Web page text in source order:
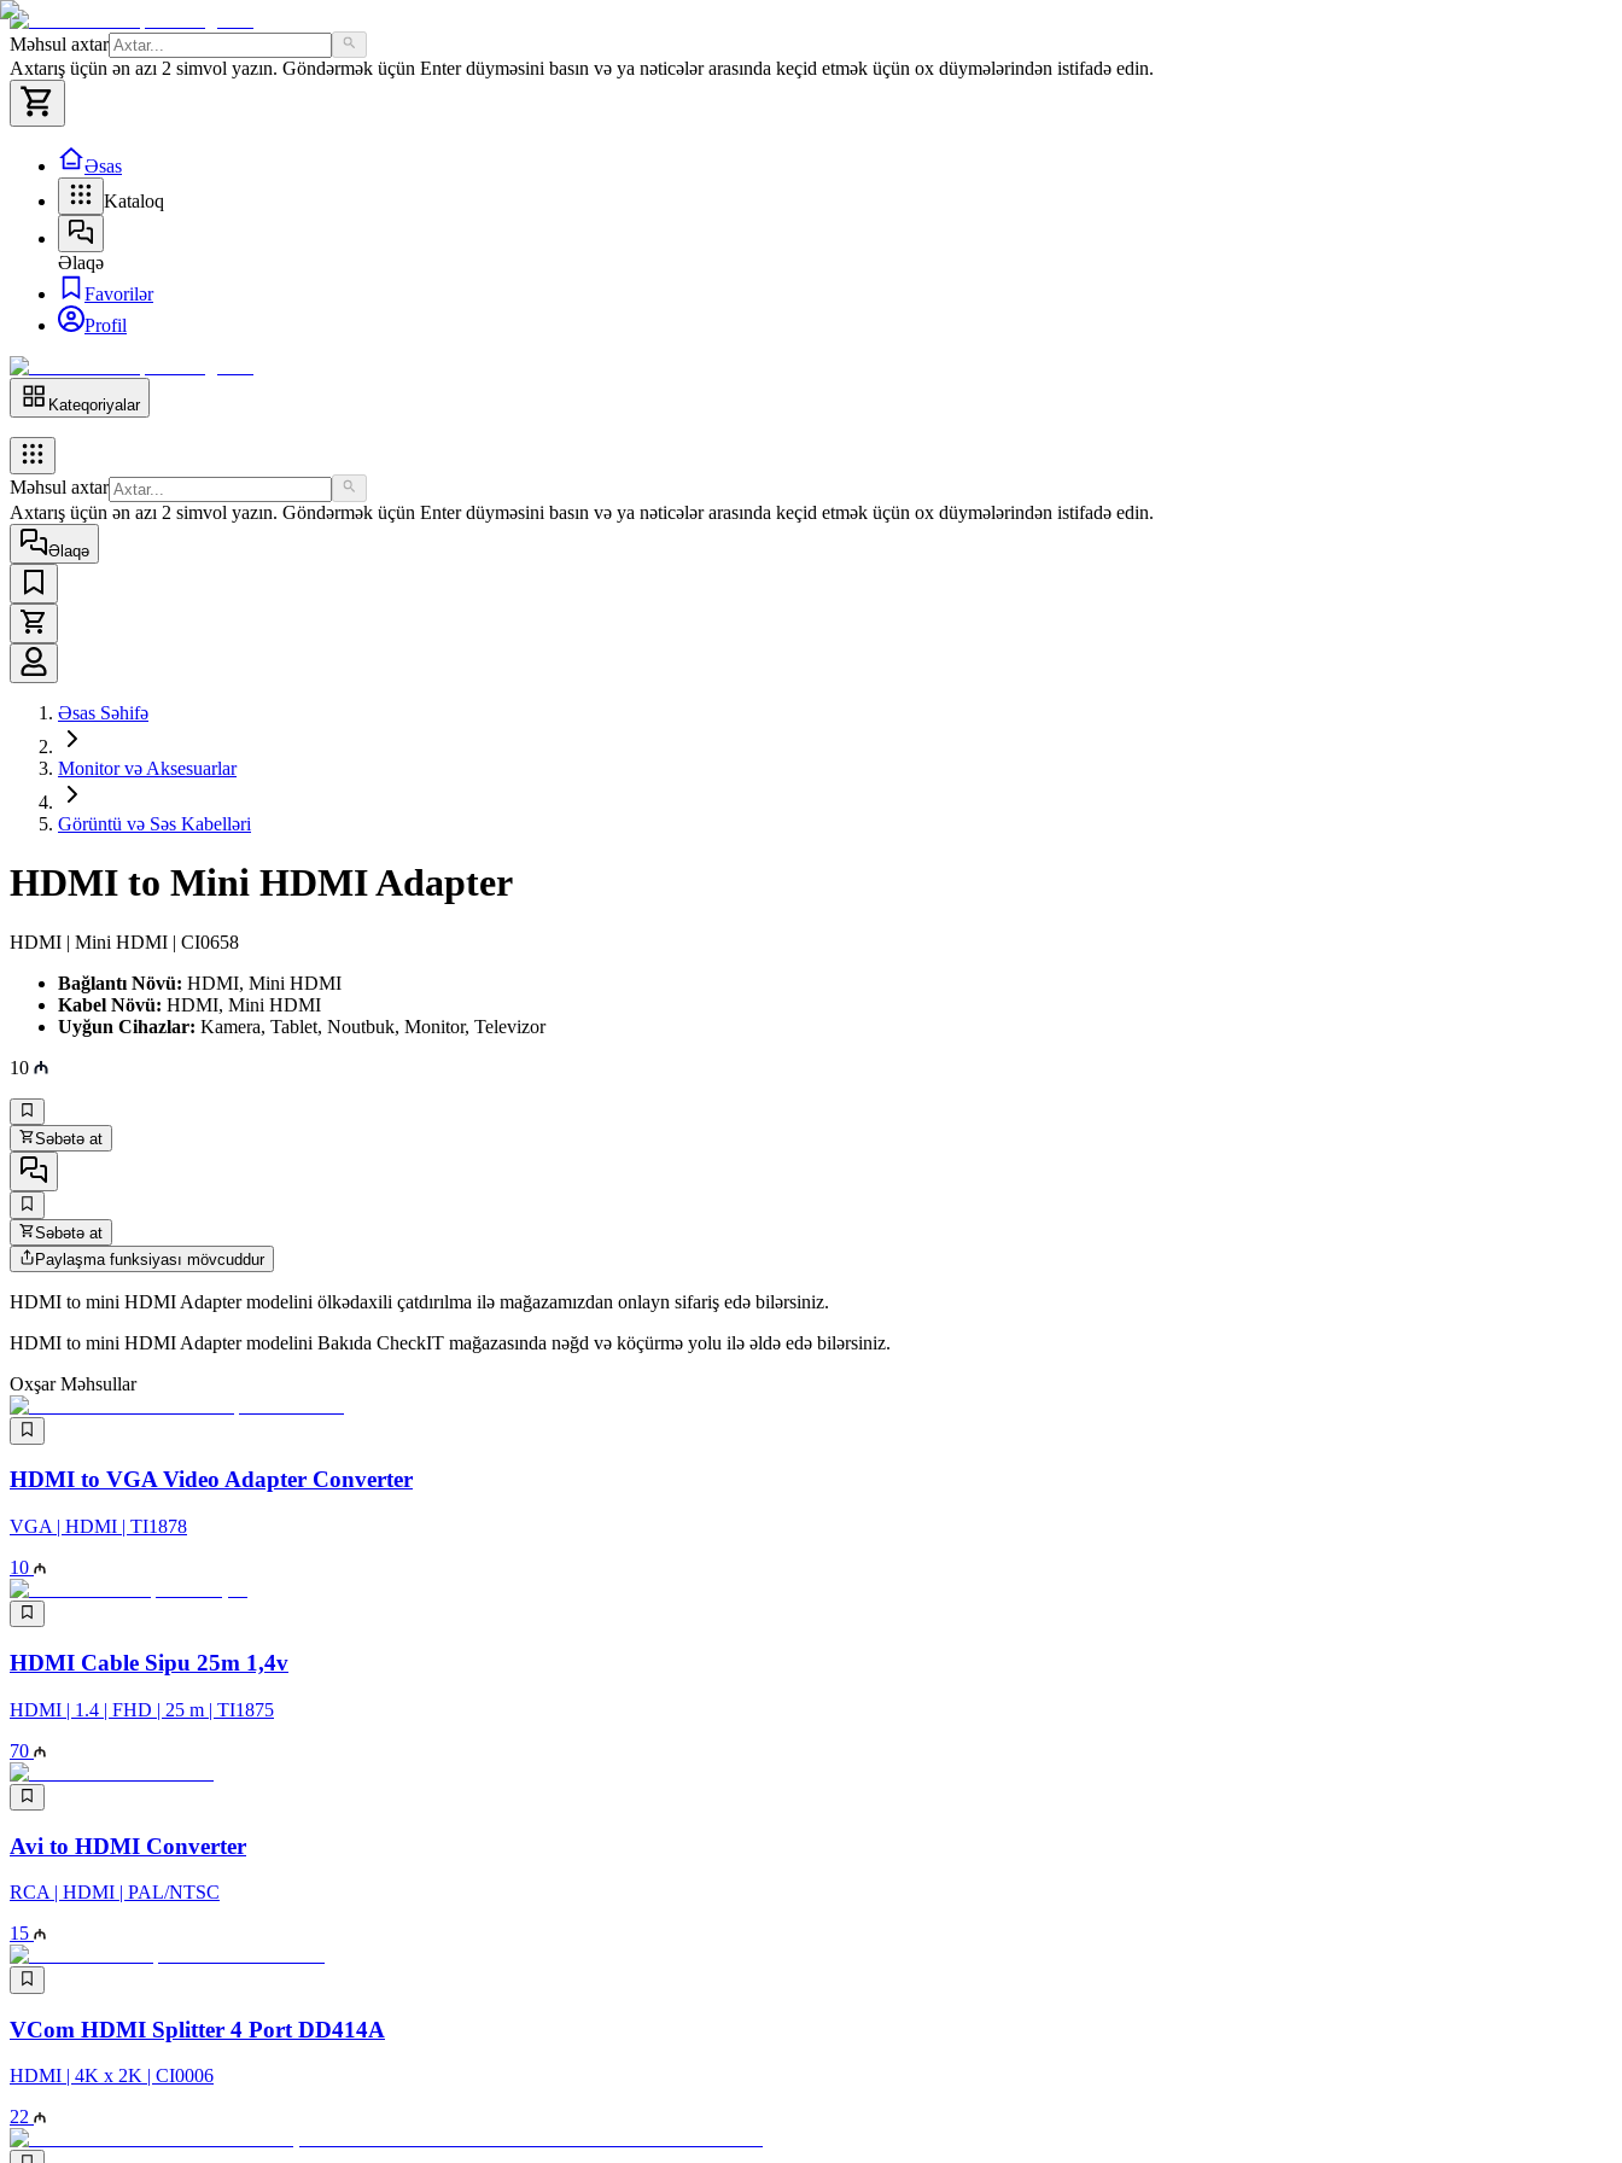
Məhsul axtar
Axtarış üçün ən azı 2 simvol yazın. Göndərmək üçün Enter düyməsini basın və ya nəticələr arasında keçid etmək üçün ox düymələrindən istifadə edin.
Əsas
Kataloq
Əlaqə
Favorilər
Profil
Kateqoriyalar
Məhsul axtar
Axtarış üçün ən azı 2 simvol yazın. Göndərmək üçün Enter düyməsini basın və ya nəticələr arasında keçid etmək üçün ox düymələrindən istifadə edin.
Əlaqə
Əsas Səhifə
Monitor və Aksesuarlar
Görüntü və Səs Kabelləri
HDMI to Mini HDMI Adapter
HDMI | Mini HDMI | CI0658
Bağlantı Növü: HDMI, Mini HDMI
Kabel Növü: HDMI, Mini HDMI
Uyğun Cihazlar: Kamera, Tablet, Noutbuk, Monitor, Televizor
10
Səbətə at
Səbətə at
Paylaşma funksiyası mövcuddur
HDMI to mini HDMI Adapter modelini ölkədaxili çatdırılma ilə mağazamızdan onlayn sifariş edə bilərsiniz.
HDMI to mini HDMI Adapter modelini Bakıda CheckIT mağazasında nəğd və köçürmə yolu ilə əldə edə bilərsiniz.
Oxşar Məhsullar
HDMI to VGA Video Adapter Converter
VGA | HDMI | TI1878
10
HDMI Cable Sipu 25m 1,4v
HDMI | 1.4 | FHD | 25 m | TI1875
70
Avi to HDMI Converter
RCA | HDMI | PAL/NTSC
15
VCom HDMI Splitter 4 Port DD414A
HDMI | 4K x 2K | CI0006
22